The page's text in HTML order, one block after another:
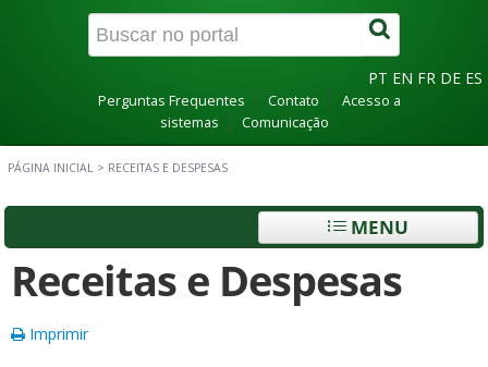
Canais
PT EN FR DE ES
Perguntas Frequentes Contato
Acesso a
sistemas
Comunicação
PÁGINA INICIAL > RECEITAS E DESPESAS
MENU
Receitas e Despesas
Imprimir